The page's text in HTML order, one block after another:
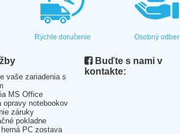
Rýchle doručenie Osobný odber
vaše zariadenia s
MS Office
opravy notebookov
záruky
pokladne
PC zostava
Buďte s nami v
kontakte: